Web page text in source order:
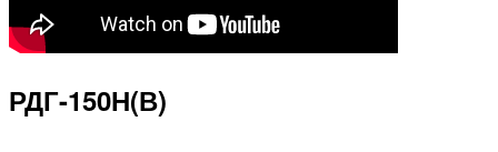
РДГ-150Н(В)